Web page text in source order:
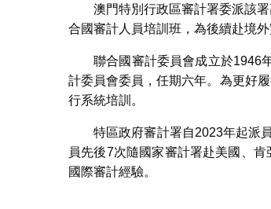
澳門特別行政區審計署委派該
合國審計人員培訓班，為後續赴境
聯合國審計委員會成立於1946
計委員會委員，任期六年。為更好
行系統培訓。
特區政府審計署自2023年起派
員先後7次隨國家審計署赴美國、
國際審計經驗。